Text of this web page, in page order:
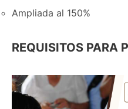
Ampliada al 150%
REQUISITOS PARA
Imagen